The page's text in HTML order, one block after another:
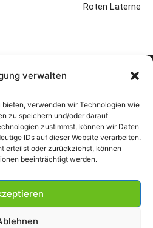
verwalten
bieten, verwenden wir Technologien wie
zu speichern und/oder darauf
zustimmst, können wir Daten
IDs auf dieser Website verarbeiten.
erteilst oder zurückziehst, können
beeinträchtigt werden.
Roten Laterne